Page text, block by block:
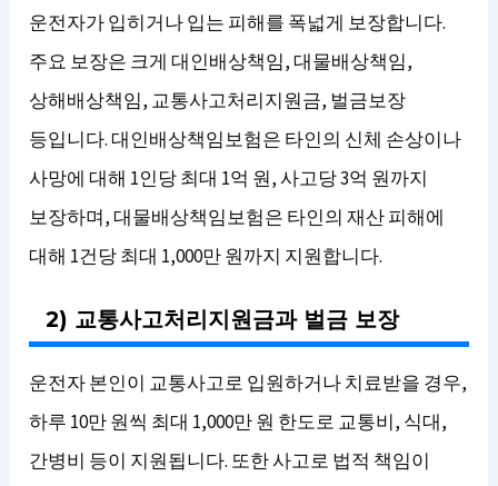
운전자가 입히거나 입는 피해를 폭넓게 보장합니다.
주요 보장은 크게 대인배상책임, 대물배상책임,
상해배상책임, 교통사고처리지원금, 벌금보장
등입니다. 대인배상책임보험은 타인의 신체 손상이나
사망에 대해 1인당 최대 1억 원, 사고당 3억 원까지
보장하며, 대물배상책임보험은 타인의 재산 피해에
대해 1건당 최대 1,000만 원까지 지원합니다.
2) 교통사고처리지원금과 벌금 보장
운전자 본인이 교통사고로 입원하거나 치료받을 경우,
하루 10만 원씩 최대 1,000만 원 한도로 교통비, 식대,
간병비 등이 지원됩니다. 또한 사고로 법적 책임이